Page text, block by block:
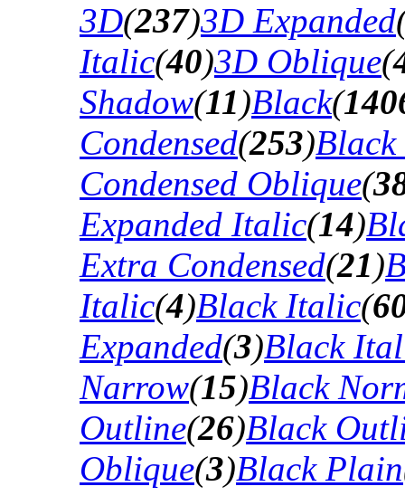
3D(237)3D Expanded
Italic(40)3D Oblique(
Shadow(11)Black(
Condensed(253)Black
Condensed Oblique(
Expanded Italic(14)
Extra Condensed(21)
Italic(4)Black Italic(
Expanded(3)Black
Narrow(15)Black
Outline(26)Black
Oblique(3)Black Plain